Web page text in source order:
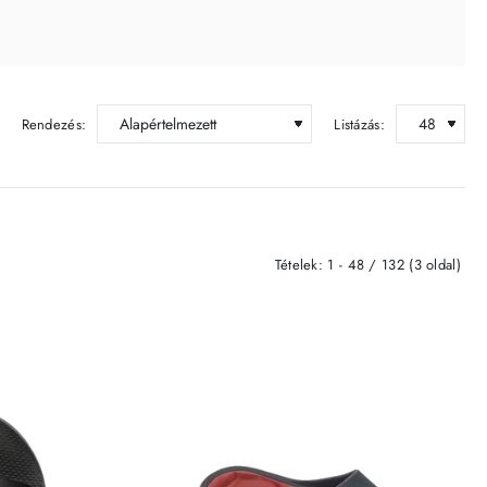
Rendezés: Listázás:
Tételek: 1 - 48 / 132 (3 oldal)